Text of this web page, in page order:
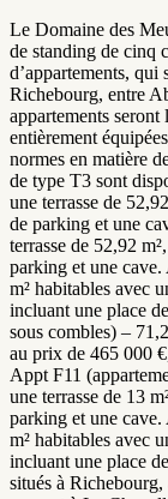
Le Domaine des
de standing de cinq
d’appartements, qui
Richebourg, entre
appartements
entièrement
normes en matière
de type T3 sont
une terrasse de
de parking et une
terrasse de 52,92
parking et une
m² habitables avec
incluant une place
sous combles) –
au prix de 465 000
Appt F11
une terrasse de 13
parking et une cave.
m² habitables avec
incluant une place
situés à